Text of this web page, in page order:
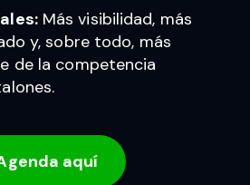
Más visibilidad, más
y, sobre todo, más
de la competencia
aquí